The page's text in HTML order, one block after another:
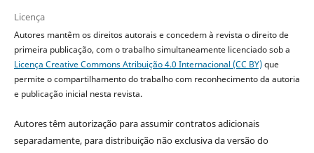
Licença
Autores mantêm os direitos autorais e concedem à revista o direito de
primeira publicação, com o trabalho simultaneamente licenciado sob a
Licença Creative Commons Atribuição 4.0 Internacional (CC BY)que
permite o compartilhamento do trabalho com reconhecimento da autoria
e publicação inicial nesta revista.
Autores têm autorização para assumir contratos adicionais
separadamente, para distribuição não exclusiva da versão do